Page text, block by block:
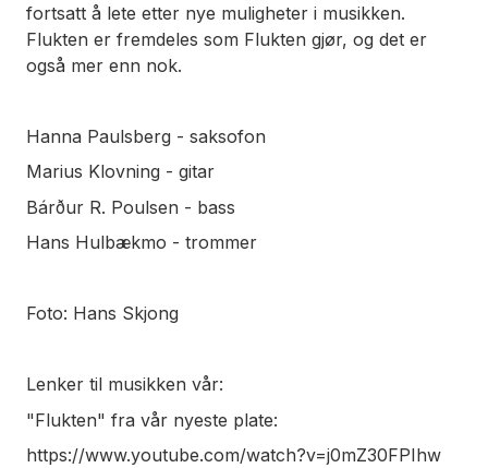
fortsatt å lete etter nye muligheter i musikken.
Flukten er fremdeles som Flukten gjør, og det er
også mer enn nok.
Hanna Paulsberg - saksofon
Marius Klovning - gitar
Bárður R. Poulsen - bass
Hans Hulbækmo - trommer
Foto: Hans Skjong
Lenker til musikken vår:
"Flukten" fra vår nyeste plate:
https://www.youtube.com/watch?v=j0mZ30FPIhw